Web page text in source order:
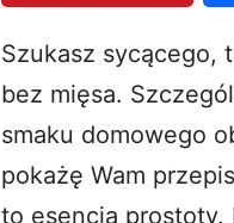
Szukasz sycącego,
bez mięsa.
smaku domowego
pokażę Wam
to esencja prostoty.